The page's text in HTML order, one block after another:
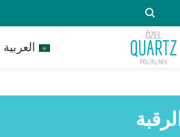
العربية